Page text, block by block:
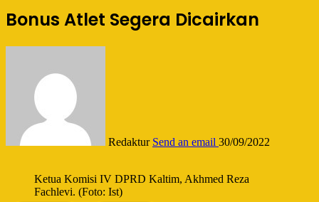
Bonus Atlet Segera Dicairkan
Redaktur Send an email 30/09/2022
Ketua Komisi IV DPRD Kaltim, Akhmed Reza
Fachlevi. (Foto: Ist)